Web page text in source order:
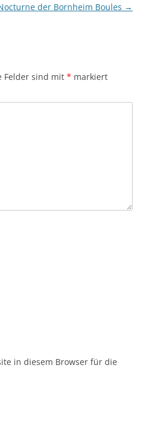
der Bornheim Boules →
Felder sind mit * markiert
in diesem Browser für die